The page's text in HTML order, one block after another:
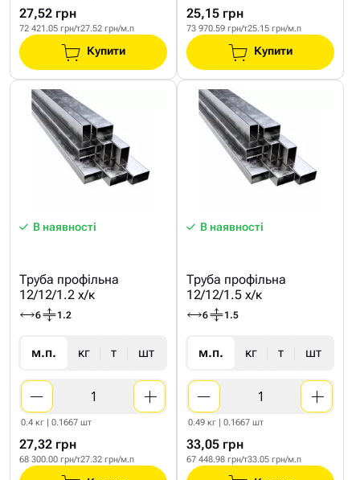
27,52 грн
72 421.05 грн/т27.52 грн/м.п
Купити
25,15 грн
73 970.59 грн/т25.15 грн/м.п
Купити
В наявності
Труба профільна
12/12/1.2 х/к
6 1.2
м.п. кг т шт
0.4 кг | 0.1667 шт
27,32 грн
68 300.00 грн/т27.32 грн/м.п
В наявності
Труба профільна
12/12/1.5 х/к
6 1.5
м.п. кг т шт
0.49 кг | 0.1667 шт
33,05 грн
67 448.98 грн/т33.05 грн/м.п